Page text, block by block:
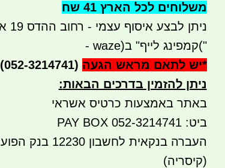
משלוחים לכל הארץ 41 שח
ניתן לבצע איסוף עצמי - רחוב ההדס 19 אור עקיבא
("קמפינג לייף" ב- waze)
*יש לתאם מראש הגעה (052-3214741)
ניתן להזמין בדרכים הבאות:
באתר באמצעות כרטיס אשראי
ביט: 052-3214741 PAY BOX
(קיסריה)